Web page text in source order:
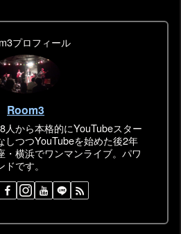
プロフィール
Room3
人から本格的にYouTubeスター
しつつYouTubeを始めた後2年
・横浜でワンマンライブ。パワ
です。